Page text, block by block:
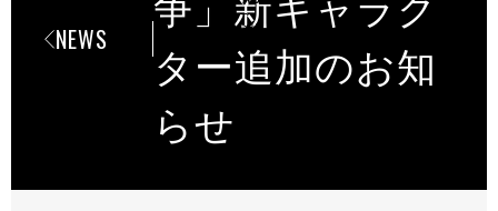
お問合せ
NEWS
争」新キャラク
ター追加のお知
らせ